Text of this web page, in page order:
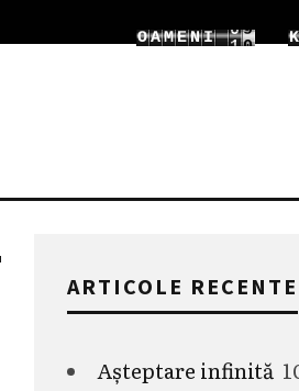
OAMENI
1
2
1 K
ARTICOLE RECENTE
Așteptare infinită